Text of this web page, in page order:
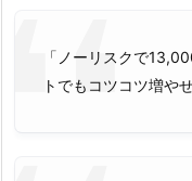
「ノーリスクで
トでもコツコツ増や